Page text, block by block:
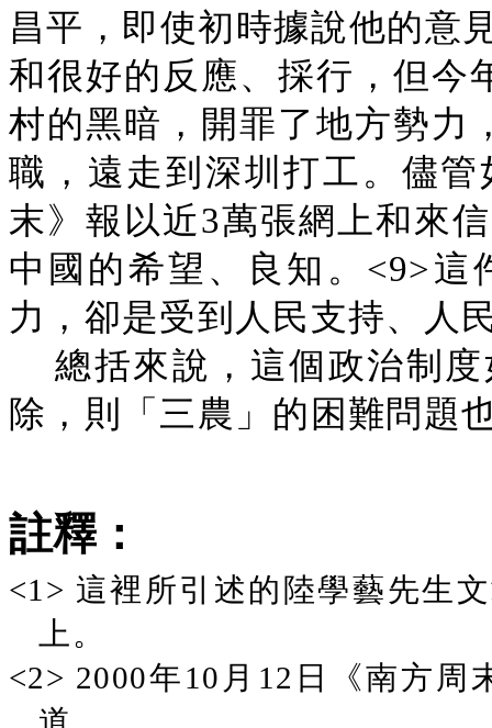
昌平，即使初時據說他的意
和很好的反應、採行，但今
村的黑暗，開罪了地方勢力
職，遠走到深圳打工。儘
末》報以近3萬張網上和來
中國的希望、良知。<9>
力，卻是受到人民支持、人
總括來說，這個政治制
除，則「三農」的困難問題
註釋：
<1> 這裡所引述的陸學藝先生
上。
<2> 2000年10月12日《南方周